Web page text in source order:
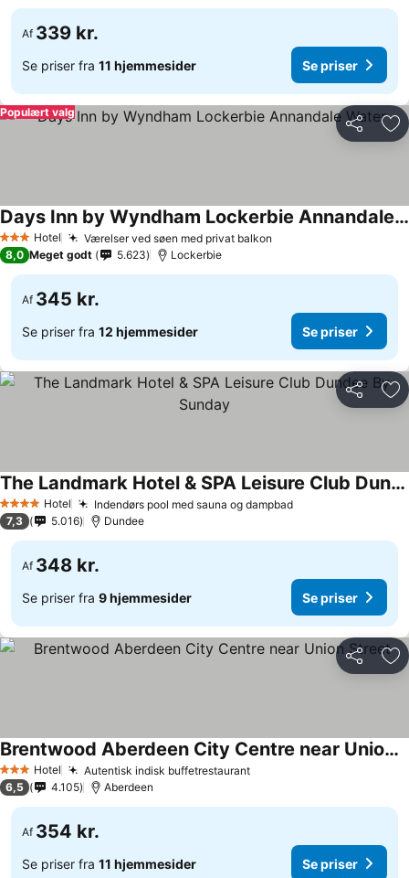
Af 339 kr.
Se priser fra 11 hjemmesider Se priser
Del
Populært valg
3 StjernerHotel Værelser ved søen med privat balkon
Days Inn by Wyndham Lockerbie Annandale Water
8,0 Meget godt 5.623 Lockerbie
Af 345 kr.
Se priser fra 12 hjemmesider Se priser
Del
4 StjernerHotel Indendørs pool med sauna og dampbad
The Landmark Hotel & SPA Leisure Club Dundee By Sunday
7,3 5.016 Dundee
Af 348 kr.
Se priser fra 9 hjemmesider Se priser
Del
3 StjernerHotel Autentisk indisk buffetrestaurant
Brentwood Aberdeen City Centre near Union Street
6,5 4.105 Aberdeen
Af 354 kr.
Se priser fra 11 hjemmesider Se priser